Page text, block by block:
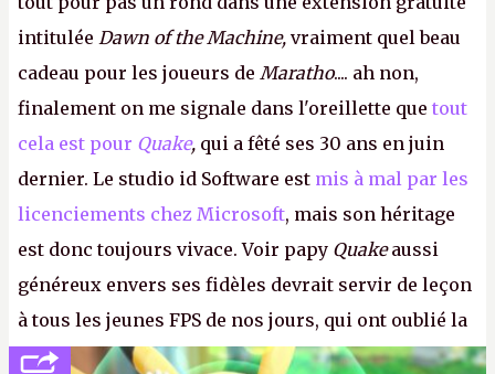
intitulée Dawn of the Machine, vraiment quel beau
cadeau pour les joueurs de Maratho.... ah non,
finalement on me signale dans l'oreillette que tout
cela est pour Quake, qui a fêté ses 30 ans en juin
dernier. Le studio id Software est mis à mal par les
licenciements chez Microsoft, mais son héritage
est donc toujours vivace. Voir papy Quakeaussi
généreux envers ses fidèles devrait servir de leçon
à tous les jeunes FPS de nos jours, qui ont oublié la
politesse et le respect envers leurs joueurs et les